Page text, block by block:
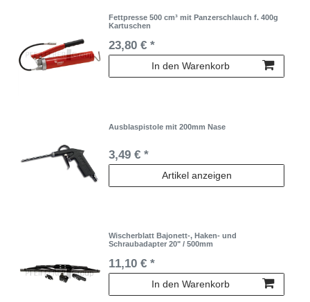
Fettpresse 500 cm³ mit Panzerschlauch f. 400g
Kartuschen
23,80 € *
In den Warenkorb
Ausblaspistole mit 200mm Nase
3,49 € *
Artikel anzeigen
Wischerblatt Bajonett-, Haken- und
Schraubadapter 20" / 500mm
11,10 € *
In den Warenkorb